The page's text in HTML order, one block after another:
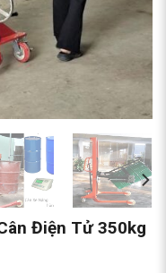
Điện Tử 350kg